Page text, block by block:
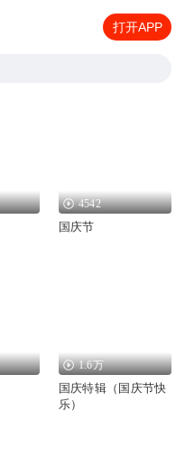
打开APP
4542
国庆节
1.6万
国庆特辑（国庆节快
乐）